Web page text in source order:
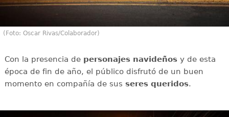
(Foto: Oscar Rivas/Colaborador)
Con la presencia de personajes navideñosy de esta
época de fin de año, el público disfrutó de un buen
momento en compañía de sus seres queridos.